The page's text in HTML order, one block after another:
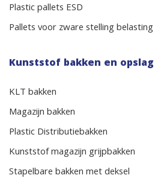
Plastic pallets ESD
Pallets voor zware stelling belasting
Kunststof bakken en
KLT bakken
Magazijn bakken
Plastic Distributiebakken
Kunststof magazijn grijpbakken
Stapelbare bakken met deksel